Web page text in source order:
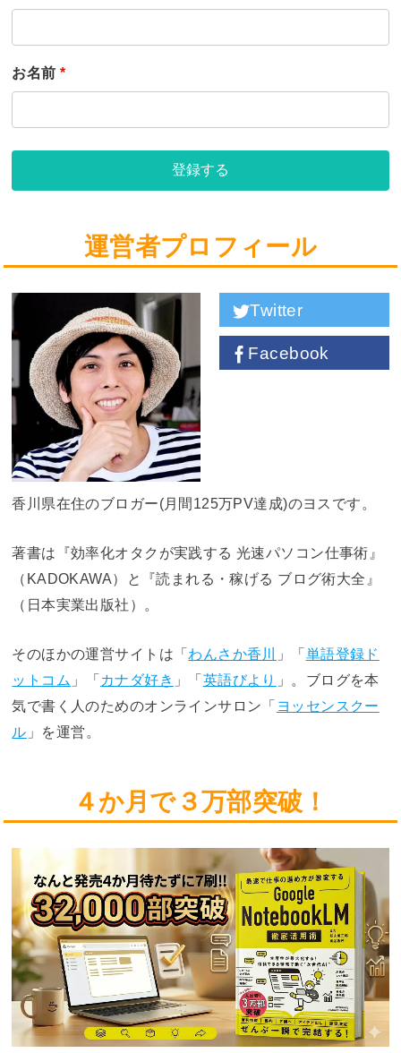
お名前 *
登録する
運営者プロフィール
Twitter
Facebook
香川県在住のブロガー(月間125万PV達成)のヨスです。
著書は『効率化オタクが実践する 光速パソコン仕事術』
（KADOKAWA）と『読まれる・稼げる ブログ術大全』
（日本実業出版社）。
そのほかの運営サイトは「 わんさか香川 」「 単語登録ド
ットコム 」「 カナダ好き 」「 英語びより
」。ブログを本
気で書く人のためのオンラインサロン「 ヨッセンスクー
ル 」を運営。
４か月で３万部突破！